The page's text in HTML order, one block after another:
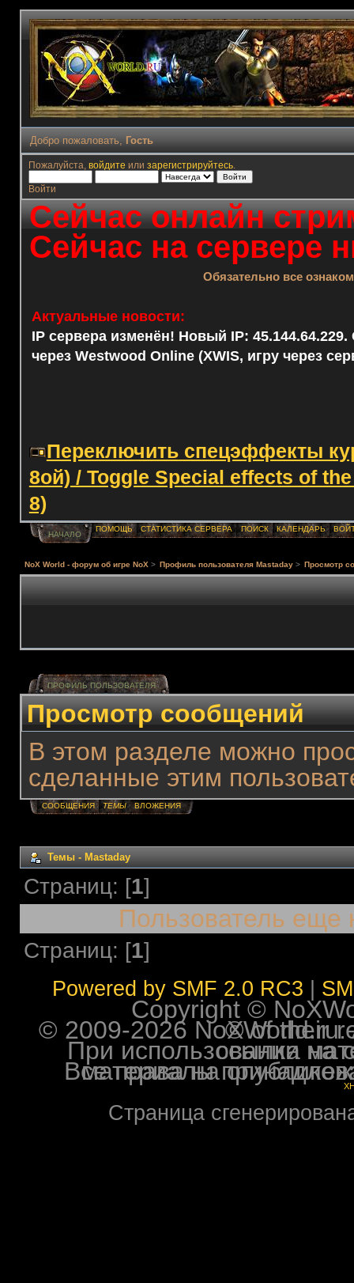
Добро пожаловать, Гость
Пожалуйста, войдите или зарегистрируйтесь.
Войти
Сейчас онлайн
Сейчас на сервере
Обязательно все
Актуальные новости:
IP сервера изменён! Новый IP: 45.144.64.229.
через Westwood Online (XWIS, игру через
Переключить спецэффекты
8ой) / Toggle Special effects of
8)
НАЧАЛО
ПОМОЩЬ СТАТИСТИКА СЕРВЕРА ПОИСК КАЛЕНДАРЬ
NoX World - форум об игре NoX > Профиль пользователя Mastaday > Просмотр
ПРОФИЛЬ ПОЛЬЗОВАТЕЛЯ
Просмотр сообщений
В этом разделе можно
сделанные этим
СООБЩЕНИЯ ТЕМЫ ВЛОЖЕНИЯ
Темы - Mastaday
Страниц: [1]
Пользователь еще
Страниц: [1]
Powered by SMF 2.0 RC3
Copyright ©
© 2009-2026 NoXWorld.ru. All
При использовании
Все права на опубликованные на форуме
Страница